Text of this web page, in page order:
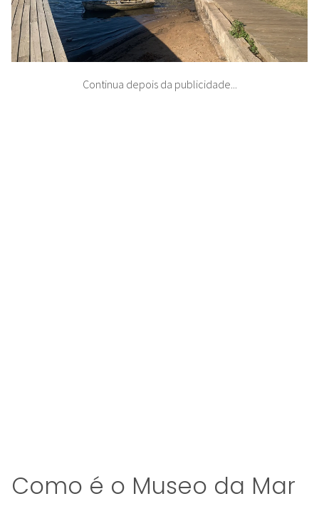
Continua depois da publicidade...
Como é o Museo da Mar